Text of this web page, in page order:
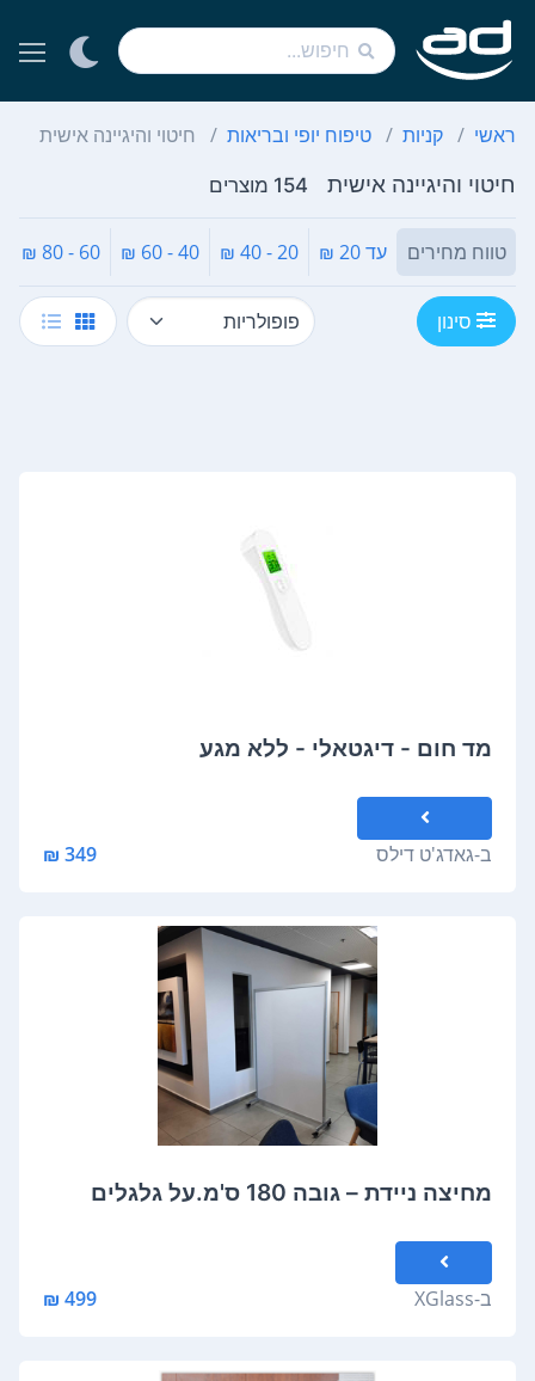
ראשי קניות טיפוח יופי ובריאות חיטוי והיגיינה אישית
חיטוי והיגיינה אישית 154 מוצרים
טווח מחירים עד 20 ₪ 20 - 40 ₪
40 - 60 ₪
60 - 80 ₪
סינון
מד חום - דיגטאלי - ללא מגע
ב-גאדג'ט דילס 349 ₪
מחיצה ניידת – גובה 180 ס'מ.על גלגלים
ב-XGlass
499 ₪